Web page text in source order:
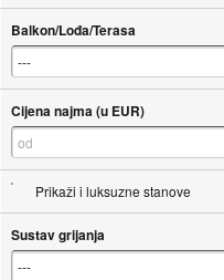
Balkon/Lođa/Terasa
Cijena najma (u EUR)
Prikaži i luksuzne stanove
Sustav grijanja